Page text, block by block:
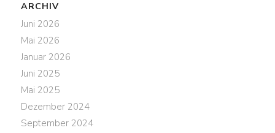
ARCHIV
Juni 2026
Mai 2026
Januar 2026
Juni 2025
Mai 2025
Dezember 2024
September 2024